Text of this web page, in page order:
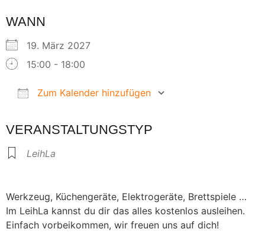
WANN
19. März 2027
15:00 - 18:00
Zum Kalender hinzufügen
VERANSTALTUNGSTYP
LeihLa
Werkzeug, Küchengeräte, Elektrogeräte, Brettspiele …
Im LeihLa kannst du dir das alles kostenlos ausleihen.
Einfach vorbeikommen, wir freuen uns auf dich!